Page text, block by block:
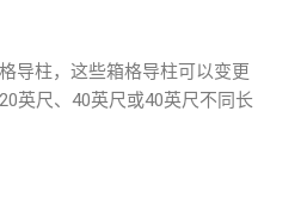
导柱，这些箱格导柱可以变更
英尺、40英尺或40英尺不同长